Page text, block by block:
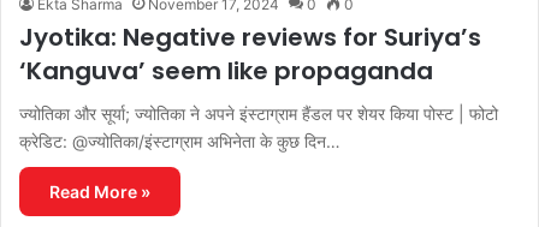
Ekta Sharma November 17, 2024 0 0
Jyotika: Negative reviews for Suriya’s
‘Kanguva’ seem like propaganda
ज्योतिका और सूर्या; ज्योतिका ने अपने इंस्टाग्राम हैंडल पर शेयर किया पोस्ट | फोटो
क्रेडिट: @ज्योतिका/इंस्टाग्राम अभिनेता के कुछ दिन…
Read More »